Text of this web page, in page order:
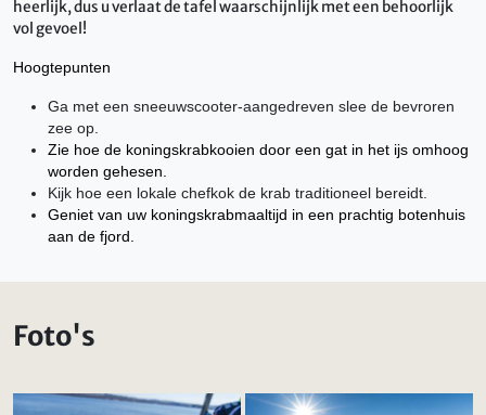
heerlijk, dus u verlaat de tafel waarschijnlijk met een behoorlijk
vol gevoel!
Hoogtepunten
Ga met een sneeuwscooter-aangedreven slee de bevroren
zee op.
Zie hoe de koningskrabkooien door een gat in het ijs omhoog
worden gehesen.
Kijk hoe een lokale chefkok de krab traditioneel bereidt.
Geniet van uw koningskrabmaaltijd in een prachtig botenhuis
aan de fjord.
Foto's